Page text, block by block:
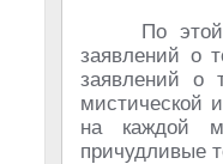
По
заявлений о
заявлений о
мистической
на каждой
причудливые